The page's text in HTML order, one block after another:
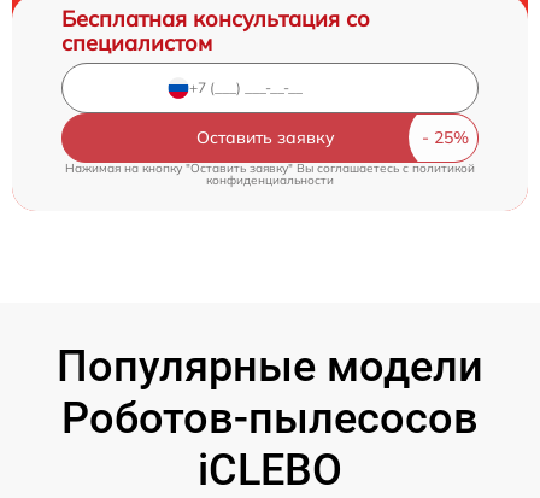
Бесплатная консультация со
специалистом
Оставить заявку
Нажимая на кнопку "Оставить заявку" Вы соглашаетесь cполитикой
конфиденциальности
Популярные модели
Роботов-пылесосов
iCLEBO